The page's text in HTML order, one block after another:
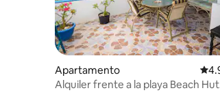
Apartamento
Alquiler frente a la playa Beach Hut